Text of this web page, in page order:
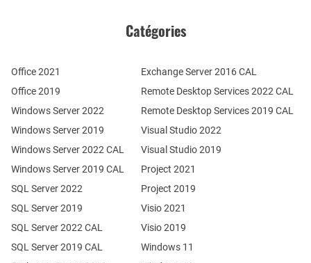
Catégories
Office 2021
Office 2019
Windows Server 2022
Windows Server 2019
SQL Server 2022
SQL Server 2019
Windows Server 2022 CAL
Windows Server 2019 CAL
SQL Server 2022 CAL
SQL Server 2019 CAL
Remote Desktop Services 2022 CAL
Remote Desktop Services 2019 CAL
Exchange Server 2016 CAL
Visual Studio 2022
Visual Studio 2019
Project 2021
Project 2019
Visio 2021
Visio 2019
Windows 11